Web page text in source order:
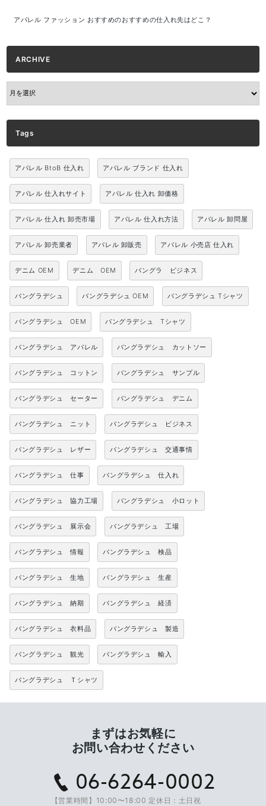
アパレル ファッション おすすめのおすすめの仕入れ先はどこ？
ARCHIVE
ARCHIVE
Tags
アパレル BtoB 仕入れ アパレル ブランド 仕入れ
アパレル 仕入れサイト アパレル 仕入れ 卸価格
アパレル 仕入れ 卸売市場 アパレル 仕入れ方法 アパレル 卸問屋
アパレル 卸売業者 アパレル 卸販売 アパレル 小売店 仕入れ
デニム OEM デニム OEM バングラ ビジネス
バングラデシュ バングラデシュ OEM バングラデシュ Tシャツ
バングラデシュ OEM バングラデシュ Tシャツ
バングラデシュ アパレル バングラデシュ カットソー
バングラデシュ コットン バングラデシュ サンプル
バングラデシュ セーター バングラデシュ デニム
バングラデシュ ニット バングラデシュ ビジネス
バングラデシュ レザー バングラデシュ 交通事情
バングラデシュ 仕事 バングラデシュ 仕入れ
バングラデシュ 協力工場 バングラデシュ 小ロット
バングラデシュ 展示会 バングラデシュ 工場
バングラデシュ 情報 バングラデシュ 検品
バングラデシュ 生地 バングラデシュ 生産
バングラデシュ 納期 バングラデシュ 経済
バングラデシュ 衣料品 バングラデシュ 製造
バングラデシュ 観光 バングラデシュ 輸入
バングラデシュ Ｔシャツ
まずはお気軽に
お問い合わせください
06-6264-0002
【営業時間】10:00〜18:00 定休日：土日祝